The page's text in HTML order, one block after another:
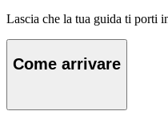
Lascia che la tua guida ti porti
Come arrivare